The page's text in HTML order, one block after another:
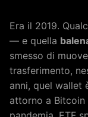
Era il 2019.
— e quella
smesso di
trasferimento,
anni, quel wallet
attorno a Bitcoin